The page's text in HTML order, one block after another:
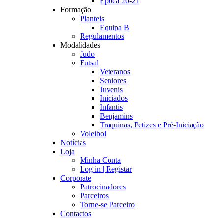
Formação
Planteis
Equipa B
Regulamentos
Modalidades
Judo
Futsal
Veteranos
Seniores
Juvenis
Iniciados
Infantis
Benjamins
Traquinas, Petizes e Pré-Iniciação
Voleibol
Notícias
Loja
Minha Conta
Log in | Registar
Corporate
Patrocinadores
Parceiros
Torne-se Parceiro
Contactos